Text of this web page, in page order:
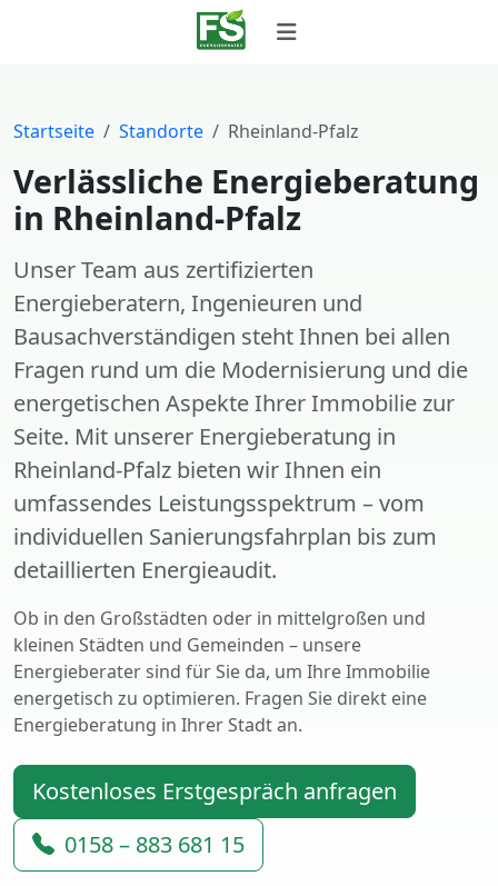
Startseite Standorte Rheinland-Pfalz
Verlässliche Energieberatung
in Rheinland-Pfalz
Unser Team aus zertifizierten
Energieberatern, Ingenieuren und
Bausachverständigen steht Ihnen bei allen
Fragen rund um die Modernisierung und die
energetischen Aspekte Ihrer Immobilie zur
Seite. Mit unserer Energieberatung in
Rheinland-Pfalz bieten wir Ihnen ein
umfassendes Leistungsspektrum – vom
individuellen Sanierungsfahrplan bis zum
detaillierten Energieaudit.
Ob in den Großstädten oder in mittelgroßen und
kleinen Städten und Gemeinden – unsere
Energieberater sind für Sie da, um Ihre Immobilie
energetisch zu optimieren. Fragen Sie direkt eine
Energieberatung in Ihrer Stadt an.
Kostenloses Erstgespräch anfragen
0158 – 883 681 15